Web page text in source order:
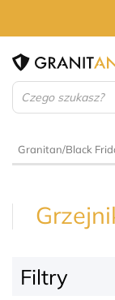
Wyszukiwarka
produktów
Granitan/Black
Filtry